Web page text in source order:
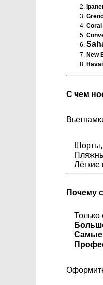
New
С чем
Шорты,
Лёгкие
Почему
Только
Самые